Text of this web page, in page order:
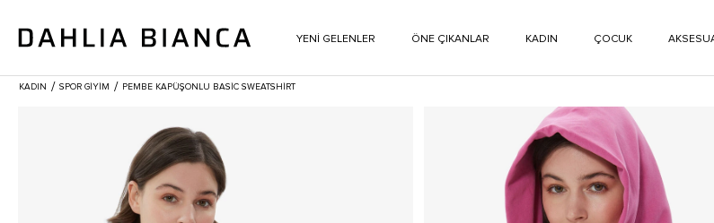
YENİ GELENLER ÖNE ÇIKANLAR KADIN ÇOCUK
KADIN / SPOR GİYİM / PEMBE KAPÜŞONLU BASIC SWEATSHIRT